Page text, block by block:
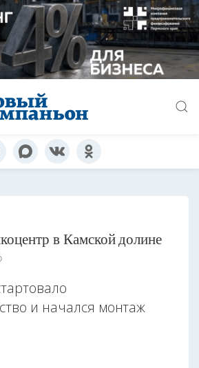
в Камской долине
и начался монтаж